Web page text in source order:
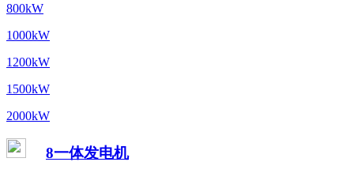
800kW
1000kW
1200kW
1500kW
2000kW
8一体发电机